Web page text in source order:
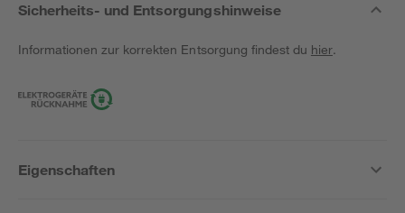
Sicherheits- und Entsorgungshinweise
Informationen zur korrekten Entsorgung findest du hier.
Eigenschaften